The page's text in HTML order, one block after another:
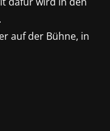
auf der Bühne, in